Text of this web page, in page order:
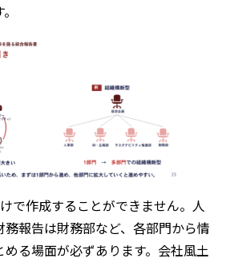
で作成することができません。人
報告は財務部など、各部門から情
る場面が必ずあります。会社風土